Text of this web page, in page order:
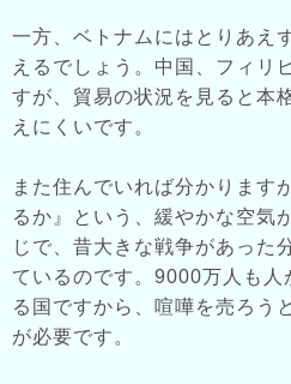
一方、ベトナムにはとりあえ
えるでしょう。中国、フィリ
すが、貿易の状況を見ると本
えにくいです。
また住んでいれば分かります
るか』という、緩やかな空気
じで、昔大きな戦争があった
ているのです。9000万人も人
る国ですから、喧嘩を売ろう
が必要です。